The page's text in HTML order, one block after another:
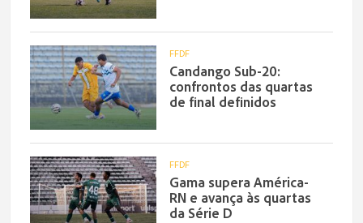
FFDF
Candango Sub-20:
confrontos das quartas
de final definidos
FFDF
Gama supera América-
RN e avança às quartas
da Série D